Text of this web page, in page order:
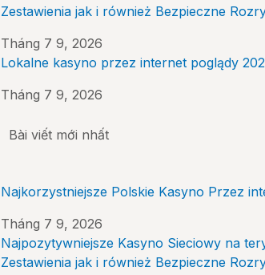
Zestawienia jak i również Bezpieczne
Tháng 7 9, 2026
Lokalne kasyno przez internet poglądy
Tháng 7 9, 2026
Bài viết mới nhất
Najkorzystniejsze Polskie Kasyno Przez
Tháng 7 9, 2026
Najpozytywniejsze Kasyno Sieciowy na
Zestawienia jak i również Bezpieczne